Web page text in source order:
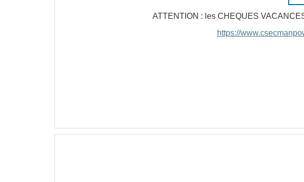
ATTENTION : les CHEQUES
https://